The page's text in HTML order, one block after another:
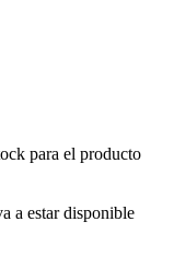
para el producto
a estar disponible